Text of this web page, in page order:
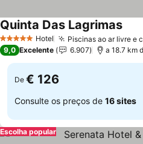
5 Estrelas Hotel Piscinas ao ar livre e
Quinta Das LagrimasVer
9,0 Excelente 6.907 a 18.7 km
De € 126
Consulte os preços de 16 sites
Escolha popular